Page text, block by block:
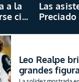
a la
cita
Las
domicilio
Leo Realpe
grandes